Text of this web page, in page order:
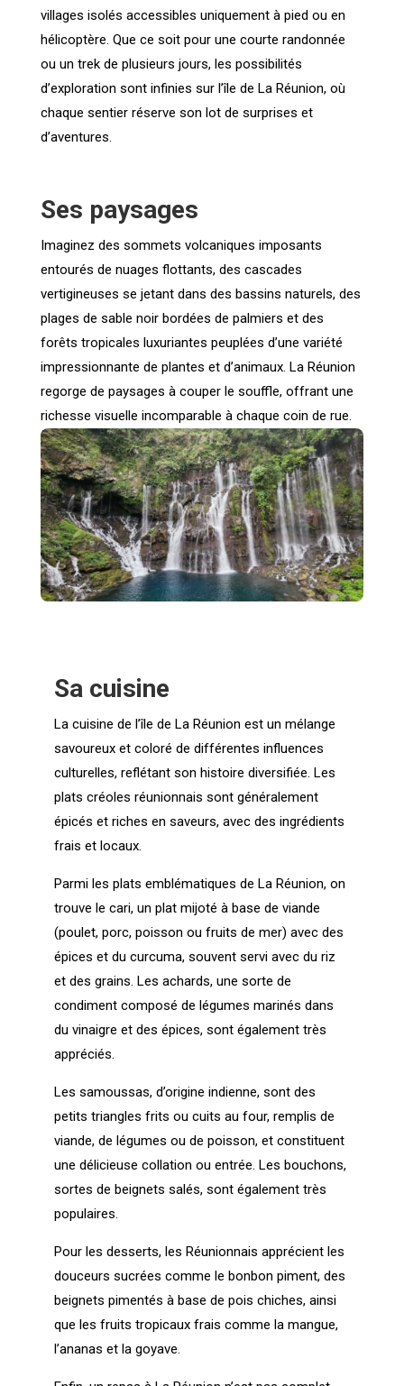
villages isolés accessibles uniquement à pied ou en
hélicoptère. Que ce soit pour une courte randonnée
ou un trek de plusieurs jours, les possibilités
d’exploration sont infinies sur l’île de La Réunion, où
chaque sentier réserve son lot de surprises et
d’aventures.
Ses paysages
Imaginez des sommets volcaniques imposants
entourés de nuages ​​flottants, des cascades
vertigineuses se jetant dans des bassins naturels, des
plages de sable noir bordées de palmiers et des
forêts tropicales luxuriantes peuplées d’une variété
impressionnante de plantes et d’animaux. La Réunion
regorge de paysages à couper le souffle, offrant une
richesse visuelle incomparable à chaque coin de rue.
Sa cuisine
La cuisine de l’île de La Réunion est un mélange
savoureux et coloré de différentes influences
culturelles, reflétant son histoire diversifiée. Les
plats créoles réunionnais sont généralement
épicés et riches en saveurs, avec des ingrédients
frais et locaux.
Parmi les plats emblématiques de La Réunion, on
trouve le cari, un plat mijoté à base de viande
(poulet, porc, poisson ou fruits de mer) avec des
épices et du curcuma, souvent servi avec du riz
et des grains. Les achards, une sorte de
condiment composé de légumes marinés dans
du vinaigre et des épices, sont également très
appréciés.
Les samoussas, d’origine indienne, sont des
petits triangles frits ou cuits au four, remplis de
viande, de légumes ou de poisson, et constituent
une délicieuse collation ou entrée. Les bouchons,
sortes de beignets salés, sont également très
populaires.
Pour les desserts, les Réunionnais apprécient les
douceurs sucrées comme le bonbon piment, des
beignets pimentés à base de pois chiches, ainsi
que les fruits tropicaux frais comme la mangue,
l’ananas et la goyave.